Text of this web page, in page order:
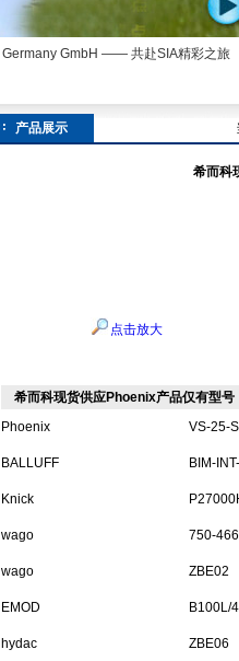
Germany GmbH —— 共赴SIA精彩之旅
产品展示
希而科
点击放大
希而科现货供应Phoenix产品仅有型
Phoenix
VS-25-
BALLUFF BIM-
Knick
wago 750-466
wago ZBE02
EMOD B100L/
hydac ZBE06